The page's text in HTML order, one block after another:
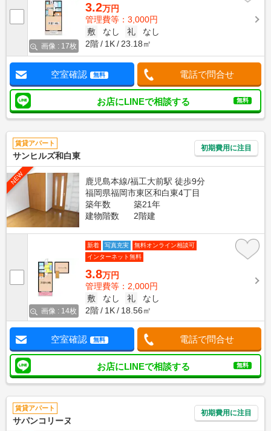
画像 : 17枚
3.2万円
管理費等：3,000円
敷
なし 礼
なし
2階
1K 23.18㎡
空室確認 無料 電話で問合せ
お店にLINEで相談する 無料
賃貸アパート
サンヒルズ和白東
初期費用に注目
NEW
鹿児島本線/福工大前駅 徒歩9分
福岡県福岡市東区和白東4丁目
築年数
築21年
建物階数
2階建
画像 : 14枚
新着 写真充実
無料オンライン相談可
インターネット無料
3.8万円
管理費等：2,000円
敷
なし 礼
なし
2階
1K 18.56㎡
空室確認 無料 電話で問合せ
お店にLINEで相談する 無料
賃貸アパート
サパンコリーヌ
初期費用に注目